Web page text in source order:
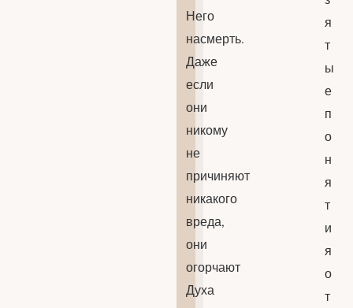
Него
насмерть.
Даже
если
они
никому
не
причиняют
никакого
вреда,
они
огорчают
Духа
я
т
ы
е
п
о
н
я
т
и
я
о
т